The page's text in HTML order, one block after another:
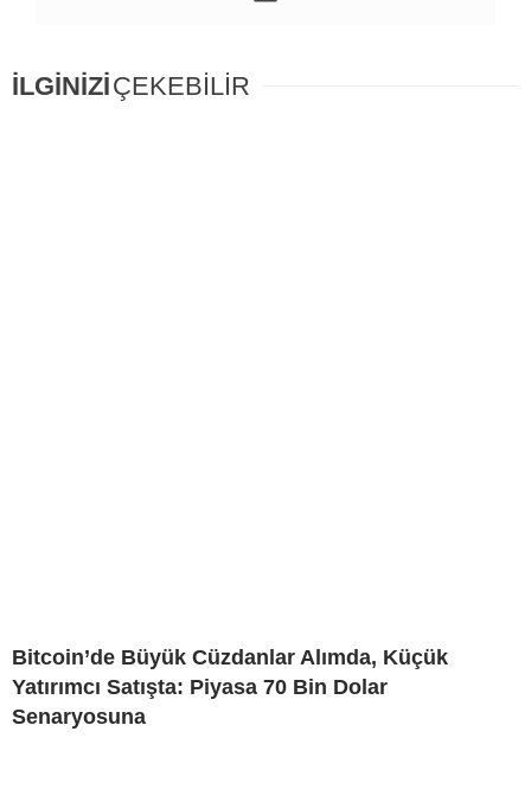
İLGİNİZİÇEKEBİLİR
Bitcoin’de Büyük Cüzdanlar Alımda, Küçük
Yatırımcı Satışta: Piyasa 70 Bin Dolar
Senaryosuna